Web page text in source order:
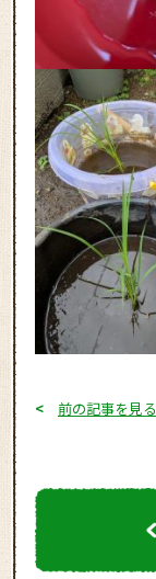
< 前の記事を見る